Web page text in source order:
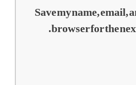
Save my name, email,
browser for the